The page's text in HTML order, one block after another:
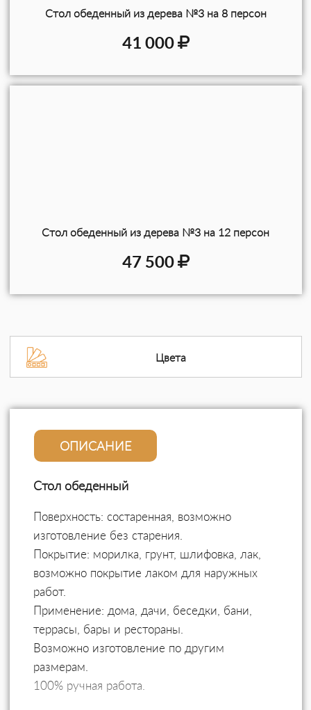
Стол обеденный из дерева №3 на 8 персон
41 000
Стол обеденный из дерева №3 на 12 персон
47 500
Цвета
ОПИСАНИЕ
Стол обеденный
Поверхность: состаренная, возможно
изготовление без старения.
Покрытие: морилка, грунт, шлифовка, лак,
возможно покрытие лаком для наружных
работ.
Применение: дома, дачи, беседки, бани,
террасы, бары и рестораны.
Возможно изготовление по другим
размерам.
100% ручная работа.